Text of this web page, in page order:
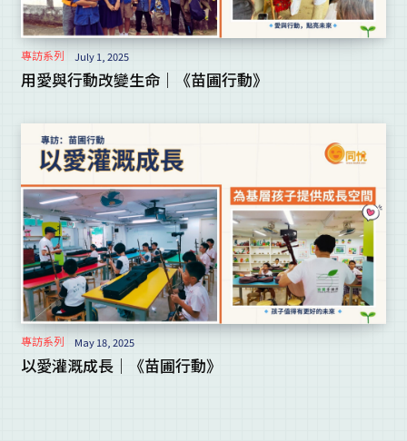
專訪系列 July 1, 2025
用愛與行動改變生命｜《苗圃行動》
專訪系列 May 18, 2025
以愛灌溉成長｜《苗圃行動》